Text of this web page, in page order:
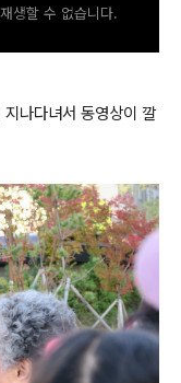
생할 수 없습니다.
나다녀서 동영상이 깔